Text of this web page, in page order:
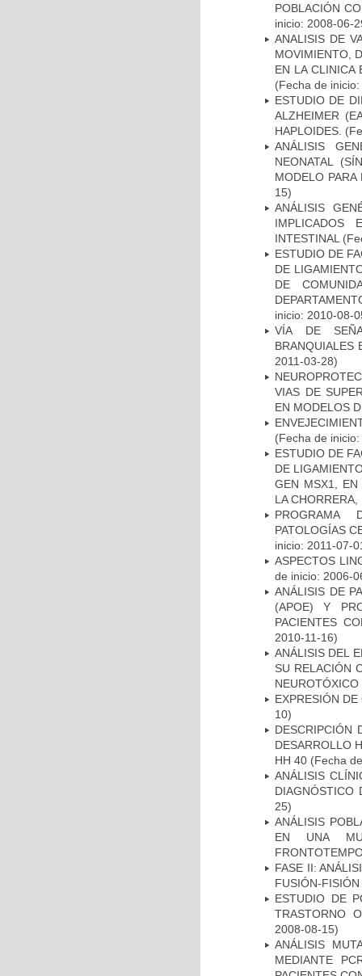
POBLACIÓN
inicio: 2008-06-
ANALISIS DE
MOVIMIENTO,
EN LA CLINICA
(Fecha de
ESTUDIO DE
ALZHEIMER
HAPLOIDES.
ANÁLISIS
NEONATAL
MODELO
15)
ANÁLISIS
IMPLICADOS
INTESTINAL
ESTUDIO DE
DE
DE
inicio: 2010-08-
VÍA DE
BRANQUIALES
2011-03-28)
VIAS DE
EN MODELOS
(Fecha de
ESTUDIO DE
DE
GEN MSX1, EN
LA
PROGRAMA
PATOLOGÍAS
inicio: 2011-07-
ASPECTOS
de inicio: 2006-
ANÁLISIS DE
(APOE) Y
PACIENTES
2010-11-16)
ANÁLISIS DEL
SU RELACIÓN
NEUROTÓXICO
EXPRESIÓN
10)
DESCRIPCIÓN
DESARROLLO
HH 40 (Fecha
ANÁLISIS
DIAGNÓSTICO
25)
ANÁLISIS
EN UNA
FASE II:
FUSIÓN-
ESTUDIO DE
TRASTORNO
2008-08-15)
ANÁLISIS
MEDIANTE